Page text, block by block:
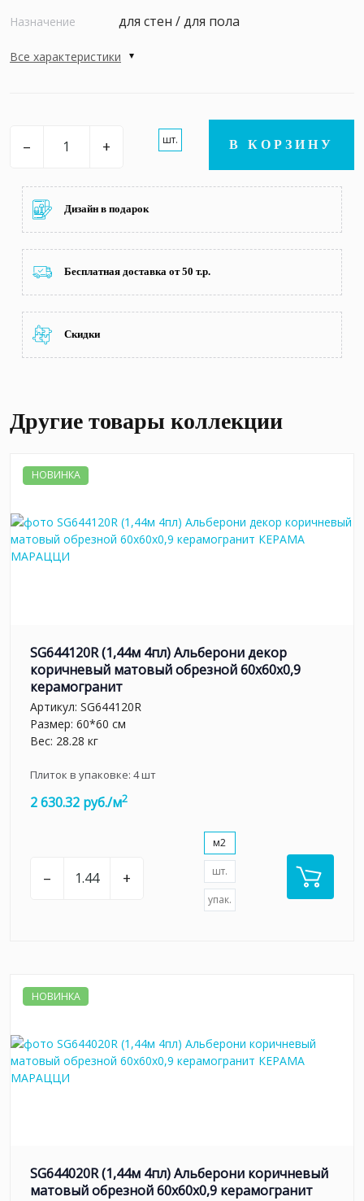
Назначение для стен / для пола
Все характеристики
– + шт. В КОРЗИНУ
Дизайн в подарок
Бесплатная доставка от 50 т.р.
Скидки
Другие товары коллекции
НОВИНКА
SG644120R (1,44м 4пл) Альберони декор
коричневый матовый обрезной 60x60x0,9
керамогранит
Артикул: SG644120R
Размер: 60*60 см
Вес: 28.28 кг
Плиток в упаковке: 4шт
2 630.32 руб./м2
– +
м2
шт.
упак.
НОВИНКА
SG644020R (1,44м 4пл) Альберони коричневый
матовый обрезной 60x60x0,9 керамогранит